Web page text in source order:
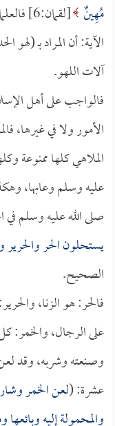
مُهِينٌ
الآية: أن المراد بـ
آلات اللهو.
فالواجب على أهل
الأمور ولا في غيرها،
الملاهي كلها ممنوعة
عليه وسلم وعابها،
صلى الله عليه وسلم
يستحلون الحر والحرير
الصحيح.
فالحر: هو الزنا،
على الرجال، والخمر:
وصنعته وشربه، وقد
عشرة: (لعن الخمر
والمحمولة إليه